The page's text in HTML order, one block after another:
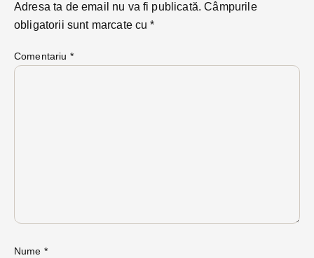
Adresa ta de email nu va fi publicată. Câmpurile
obligatorii sunt marcate cu*
Comentariu *
Nume *